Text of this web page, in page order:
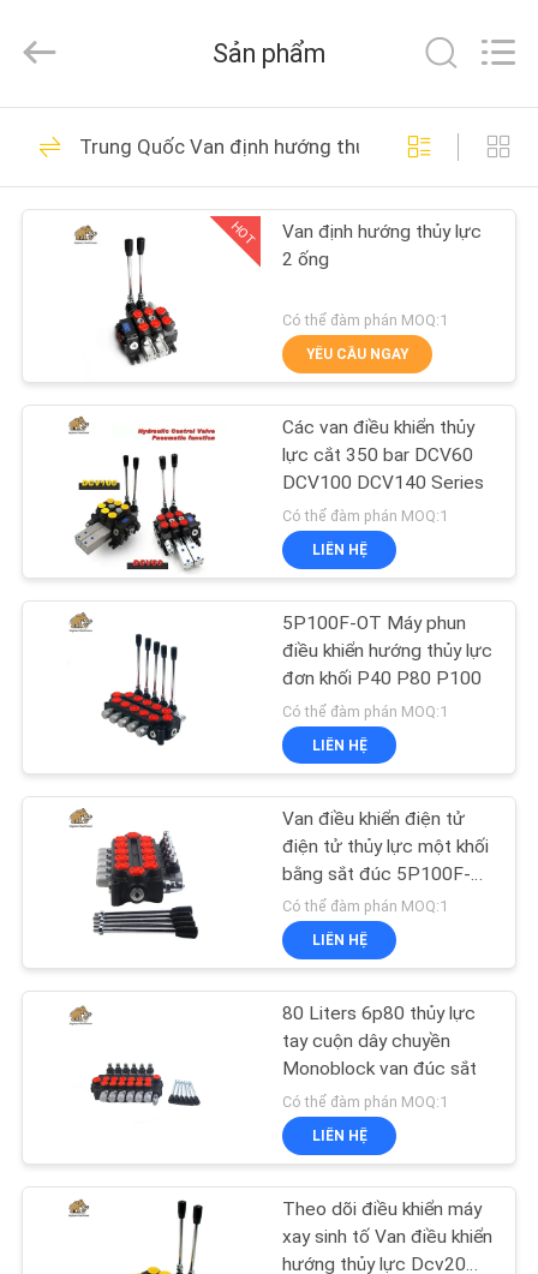
TRANG
CHỦ
VỀ
CHÚNG
THAM
QUAN
NHÀ
SOÁT
LƯỢNG
LIÊN
HỆ
TIN
TỨC
Elephant
All
Reserved.
Phụ tùng bơm
piston thủy lực
528
Bộ phận bơm cánh
gạt thủy lực
27
Phụ tùng máy xây
dựng
706
Bơm máy kéo thủy
lực
Bơm piston thủy lực
276
Sản phẩm
Trung Quốc Van định hướng thủy lực
HOT
Van định hướng thủy lực
2 ống
Có thể đàm phán MOQ:1
YÊU CẦU NGAY
Các van điều khiển thủy
lực cắt 350 bar DCV60
DCV100 DCV140 Series
Có thể đàm phán MOQ:1
LIÊN HỆ
5P100F-OT Máy phun
điều khiển hướng thủy lực
đơn khối P40 P80 P100
Có thể đàm phán MOQ:1
LIÊN HỆ
Van điều khiển điện tử
điện tử thủy lực một khối
bằng sắt đúc 5P100F-
OT
Có thể đàm phán MOQ:1
LIÊN HỆ
80 Liters 6p80 thủy lực
tay cuộn dây chuyền
Monoblock van đúc sắt
Có thể đàm phán MOQ:1
LIÊN HỆ
Theo dõi điều khiển máy
xay sinh tố Van điều khiển
hướng thủy lực Dcv20